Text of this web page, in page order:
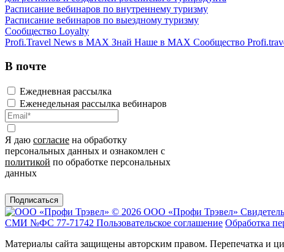
Расписание вебинаров по внутреннему туризму
Расписание вебинаров по выездному туризму
Сообщество Loyalty
Profi.Travel News в MAX Знай Наше в MAX Сообщество
В почте
Ежедневная рассылка
Еженедельная рассылка вебинаров
Я даю согласие на обработку
персональных данных и ознакомлен с
политикой по обработке персональных
данных
Подписаться
© 2026 ООО «Профи Трэвeл»
СМИ №ФС 77-71742 Пользовательское соглашение Обработка
Материалы сайта защищены авторским правом. Перепечатка и